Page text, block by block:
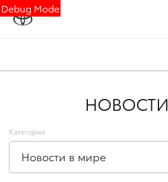
Debug Mode
НОВОСТИ
Категория
Новости в мире